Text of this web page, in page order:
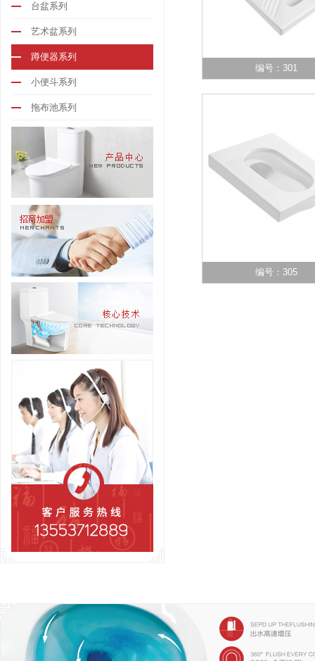
台盆系列
艺术盆系列
蹲便器系列
小便斗系列
拖布池系列
编号：301
编号：305